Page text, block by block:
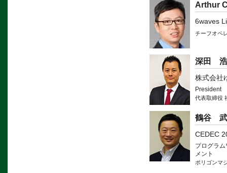
Arthur
6waves
チーフオペ
深田
株式会社
President
代表取締役
鶴谷
CEDEC
プログラ
メント
ポリゴンマ